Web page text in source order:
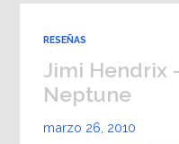
RESEÑAS
Jimi Hendrix
Neptune
marzo 26, 2010